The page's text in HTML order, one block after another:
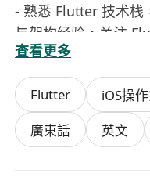
- 熟悉 Flutter 技术栈
与架构经验，关注
引入新特性和最佳实
- 具备 App 性能优化
动优化、页面渲染与
具与数据指标持续改
具备优秀的代码规范
查看更多
Flutter iOS操
廣東話 英文